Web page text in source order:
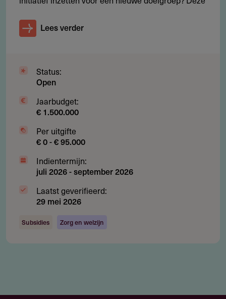
Deel je kennis/ervaring over deze regeling of
verstrekker met de Fondswervingonline community.
Relevante links
Stichting Theia
Contact
Nederland
Lees verder
Status:
Open
Jaarbudget:
€ 1.500.000
Per uitgifte
€ 0 - € 95.000
Indientermijn:
juli 2026-september 2026
Laatst geverifieerd:
29 mei 2026
Subsidies Zorg en welzijn